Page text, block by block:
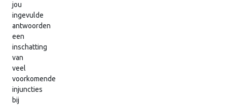
jou
ingevulde
antwoorden
een
inschatting
van
veel
voorkomende
injuncties
bij